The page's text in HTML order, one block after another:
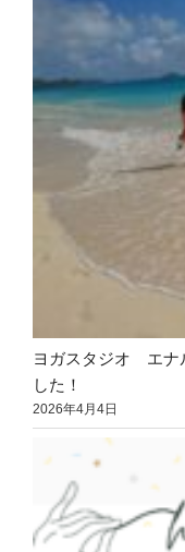
ヨガスタジオ エナ
した！
2026年4月4日